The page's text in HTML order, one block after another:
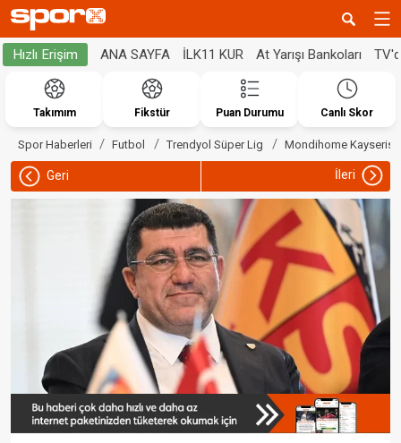
Hızlı Erişim ANA SAYFA İLK11 KUR At Yarışı Bankoları
Takımım Fikstür Puan Durumu Canlı Skor
Spor Haberleri Futbol Trendyol Süper Lig Mondihome
Geri İleri